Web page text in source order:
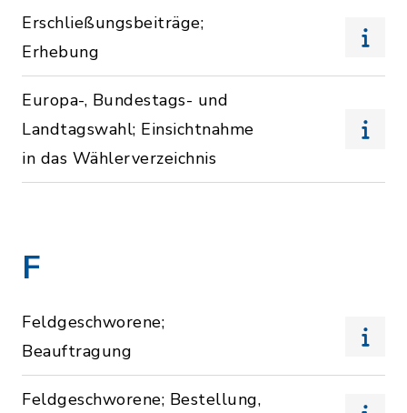
Erschließungsbeiträge;
Erhebung
Europa-, Bundestags- und
Landtagswahl; Einsichtnahme
in das Wählerverzeichnis
F
Feldgeschworene;
Beauftragung
Feldgeschworene; Bestellung,